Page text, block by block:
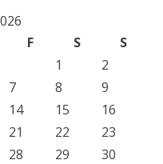
F S
S
1
2
7 8
9
14 15
16
21 22
23
28 29
30